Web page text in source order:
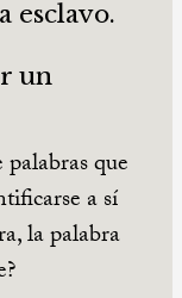
esclavo.
un
que
a sí
la palabra